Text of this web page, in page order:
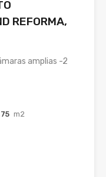
REFORMA,
amplias -2
m2